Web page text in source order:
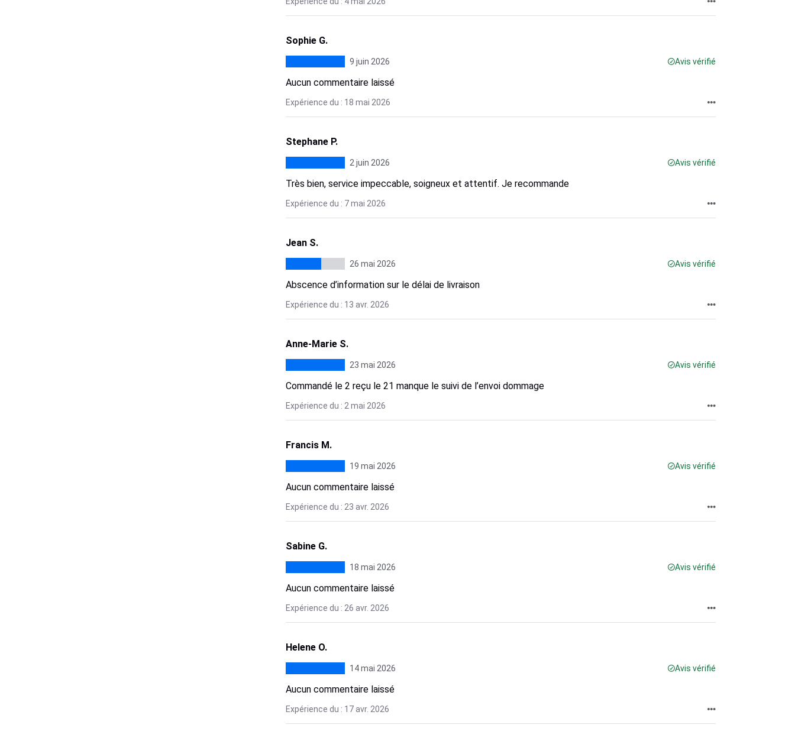
Sophie G.
9 juin 2026 Avis vérifié
Aucun commentaire laissé
Expérience du : 18 mai 2026
Stephane P.
2 juin 2026 Avis vérifié
Très bien, service impeccable, soigneux et attentif. Je recommande
Expérience du : 7 mai 2026
Jean S.
26 mai 2026 Avis vérifié
Abscence d’information sur le délai de livraison
Expérience du : 13 avr. 2026
Anne-Marie S.
23 mai 2026 Avis vérifié
Commandé le 2 reçu le 21 manque le suivi de l’envoi dommage
Expérience du : 2 mai 2026
Francis M.
19 mai 2026 Avis vérifié
Aucun commentaire laissé
Expérience du : 23 avr. 2026
Sabine G.
18 mai 2026 Avis vérifié
Aucun commentaire laissé
Expérience du : 26 avr. 2026
Helene O.
14 mai 2026 Avis vérifié
Aucun commentaire laissé
Expérience du : 17 avr. 2026